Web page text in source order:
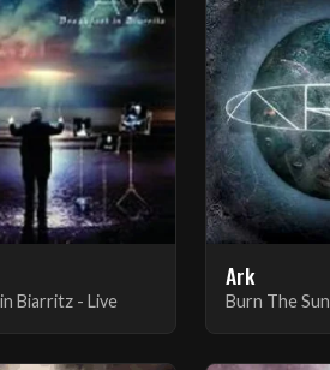
Biarritz - Live
Ark
Burn The Sun